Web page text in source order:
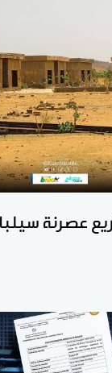
عصرنة